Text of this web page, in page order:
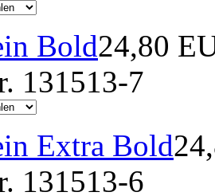
Bold24,80
131513-7
Extra Bold
131513-6